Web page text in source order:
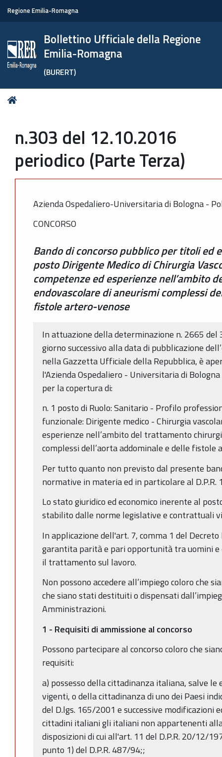
Regione Emilia-Romagna
Bollettino Ufficiale della Regione
Emilia-Romagna
(BURERT)
Tu
n.303 del 12.10.2016
periodico (Parte Terza)
Azienda Ospedaliero-Universitaria di Bologna -
CONCORSO
Bando di concorso pubblico per titoli ed
posto Dirigente Medico di Chirurgia
competenze ed esperienze nell’ambito
endovascolare di aneurismi complessi
fistole artero-venose
In attuazione della determinazione n. 2665
giorno successivo alla data di pubblicazione
nella Gazzetta Ufficiale della Repubblica, è
l'Azienda Ospedaliero - Universitaria di
per la copertura di:
n. 1 posto di Ruolo: Sanitario - Profilo
funzionale: Dirigente medico - Chirurgia
esperienze nell’ambito del trattamento
complessi dell’aorta addominale e delle fistole
Per tutto quanto non previsto dal presente
normative in materia ed in particolare al
Lo stato giuridico ed economico inerente al
stabilito dalle norme legislative e contrattuali
In applicazione dell'art. 7, comma 1 del
garantita parità e pari opportunità tra uomini e
il trattamento sul lavoro.
Non possono accedere all’impiego coloro che
che siano stati destituiti o dispensati
Amministrazioni.
1 - Requisiti di ammissione al concorso
Possono partecipare al concorso coloro che
requisiti:
a) possesso della cittadinanza italiana, salve
vigenti, o della cittadinanza di uno dei Paesi
del D.lgs. 165/2001 e successive modificazioni
cittadini italiani gli italiani non appartenenti
disposizioni di cui all'art. 11 del D.P.R. 20/12/
punto 1) del D.P.R. 487/94;;